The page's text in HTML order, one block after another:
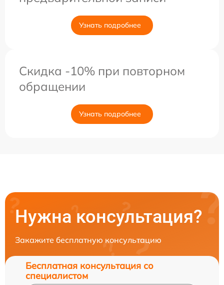
Узнать подробнее
Скидка -10% при повторном
обращении
Узнать подробнее
Нужна консультация?
Закажите бесплатную консультацию
Бесплатная консультация со
специалистом